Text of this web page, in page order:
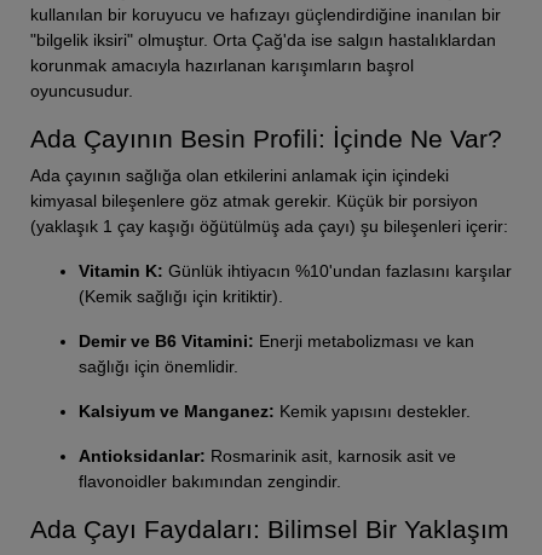
kullanılan bir koruyucu ve hafızayı güçlendirdiğine inanılan bir
"bilgelik iksiri" olmuştur. Orta Çağ'da ise salgın hastalıklardan
korunmak amacıyla hazırlanan karışımların başrol
oyuncusudur.
Ada Çayının Besin Profili: İçinde Ne Var?
Ada çayının sağlığa olan etkilerini anlamak için içindeki
kimyasal bileşenlere göz atmak gerekir. Küçük bir porsiyon
(yaklaşık 1 çay kaşığı öğütülmüş ada çayı) şu bileşenleri içerir:
Vitamin K: Günlük ihtiyacın %10'undan fazlasını karşılar
(Kemik sağlığı için kritiktir).
Demir ve B6 Vitamini: Enerji metabolizması ve kan
sağlığı için önemlidir.
Kalsiyum ve Manganez: Kemik yapısını destekler.
Antioksidanlar: Rosmarinik asit, karnosik asit ve
flavonoidler bakımından zengindir.
Ada Çayı Faydaları: Bilimsel Bir Yaklaşım